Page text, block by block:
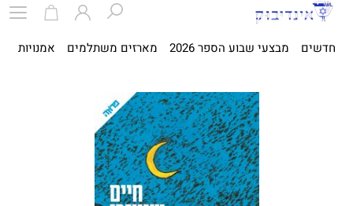
חדשים מבצעי שבוע הספר 2026 מארזים משתלמים אמנויות